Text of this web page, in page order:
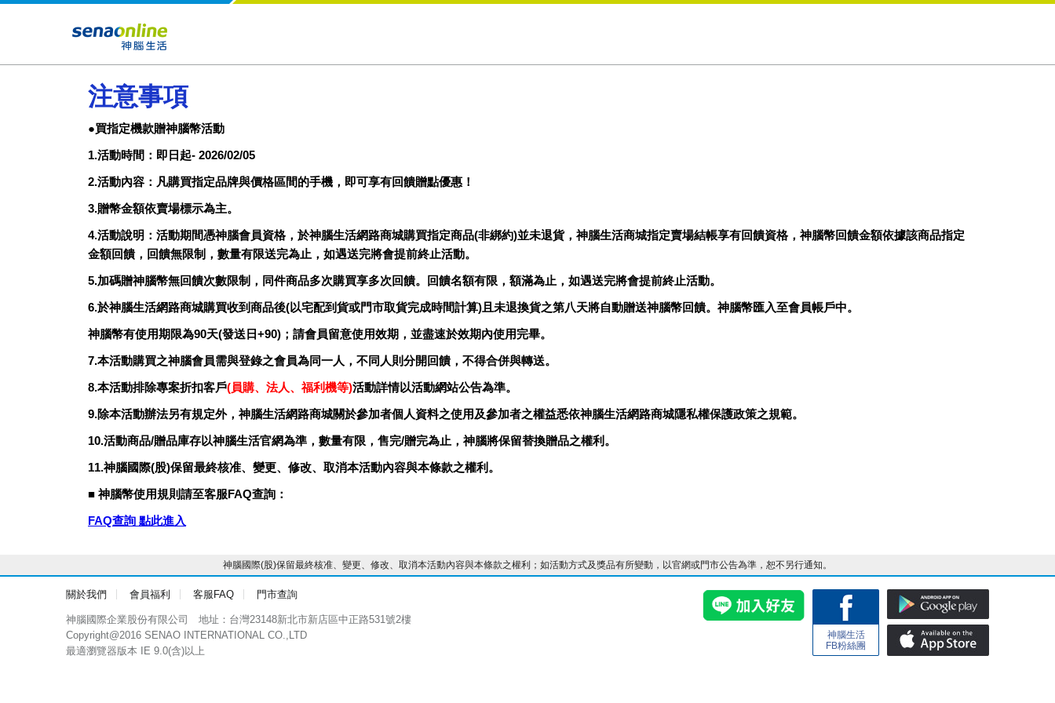
注意事項
●買指定機款贈神腦幣活動
1.活動時間：即日起- 2026/02/05
2.活動內容：凡購買指定品牌與價格區間的手機，即可享有回饋贈點優惠！
3.贈幣金額依賣場標示為主。
4.活動說明：活動期間憑神腦會員資格，於神腦生活網路商城購買指定商品(非綁約)並未退貨，神腦生活商城指定賣場結帳享有回饋資格，神腦幣回饋金額依據該商品指定
金額回饋，回饋無限制，數量有限送完為止，如遇送完將會提前終止活動。
5.加碼贈神腦幣無回饋次數限制，同件商品多次購買享多次回饋。回饋名額有限，額滿為止，如遇送完將會提前終止活動。
6.於神腦生活網路商城購買收到商品後(以宅配到貨或門市取貨完成時間計算)且未退換貨之第八天將自動贈送神腦幣回饋。神腦幣匯入至會員帳戶中。
神腦幣有使用期限為90天(發送日+90)；請會員留意使用效期，並盡速於效期內使用完畢。
7.本活動購買之神腦會員需與登錄之會員為同一人，不同人則分開回饋，不得合併與轉送。
8.本活動排除專案折扣客戶(員購、法人、福利機等)活動詳情以活動網站公告為準。
9.除本活動辦法另有規定外，神腦生活網路商城關於參加者個人資料之使用及參加者之權益悉依神腦生活網路商城隱私權保護政策之規範。
10.活動商品/贈品庫存以神腦生活官網為準，數量有限，售完/贈完為止，神腦將保留替換贈品之權利。
11.神腦國際(股)保留最終核准、變更、修改、取消本活動內容與本條款之權利。
■ 神腦幣使用規則請至客服FAQ查詢：
FAQ查詢 點此進入
神腦國際(股)保留最終核准、變更、修改、取消本活動內容與本條款之權利；如活動方式及獎品有所變動，以官網或門市公告為準，恕不另行通知。
關於我們 會員福利 客服FAQ 門市查詢
神腦國際企業股份有限公司 地址：台灣23148新北市新店區中正路531號2樓
Copyright@2016 SENAO INTERNATIONAL CO.,LTD
最適瀏覽器版本 IE 9.0(含)以上
神腦生活
FB粉絲團